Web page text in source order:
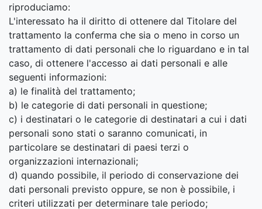
riproduciamo:
L'interessato ha il diritto di ottenere dal Titolare del
trattamento la conferma che sia o meno in corso un
trattamento di dati personali che lo riguardano e in tal
caso, di ottenere l'accesso ai dati personali e alle
seguenti informazioni:
a) le finalità del trattamento;
b) le categorie di dati personali in questione;
c) i destinatari o le categorie di destinatari a cui i dati
personali sono stati o saranno comunicati, in
particolare se destinatari di paesi terzi o
organizzazioni internazionali;
d) quando possibile, il periodo di conservazione dei
dati personali previsto oppure, se non è possibile, i
criteri utilizzati per determinare tale periodo;